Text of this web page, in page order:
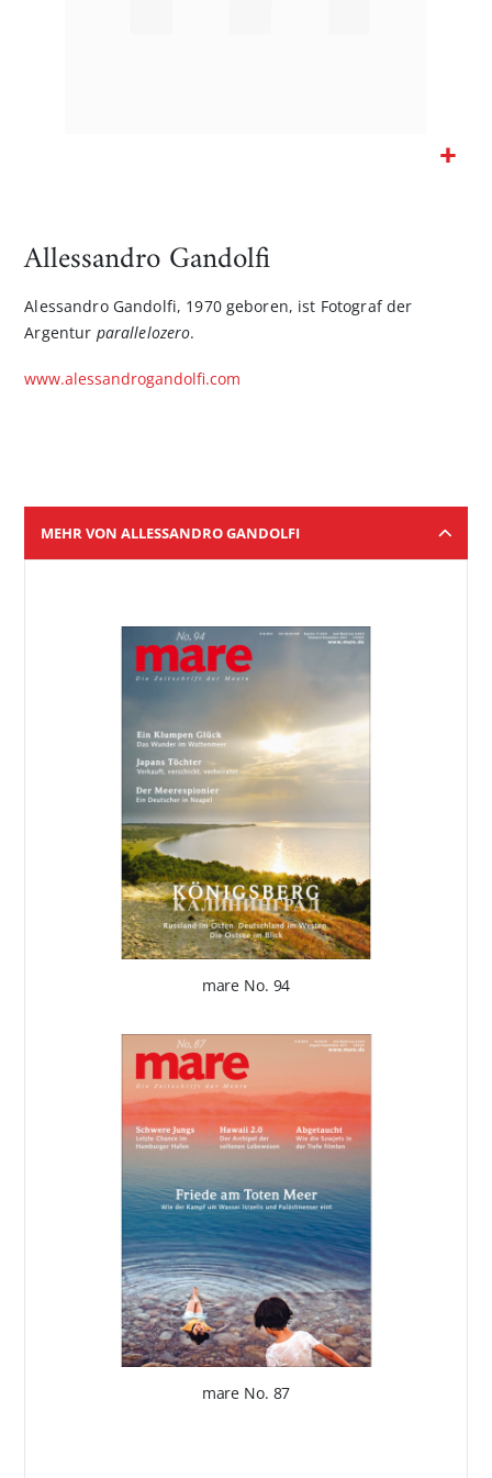
Bildgalerie
Allessandro Gandolfi
Alessandro Gandolfi, 1970 geboren, ist Fotograf der
Argentur parallelozero.
www.alessandrogandolfi.com
MEHR VON ALLESSANDRO GANDOLFI
mare No. 94
mare No. 87